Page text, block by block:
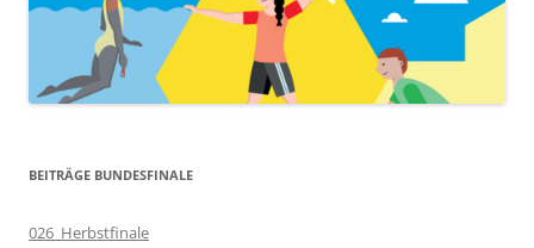
BEITRÄGE BUNDESFINALE
026_Herbstfinale